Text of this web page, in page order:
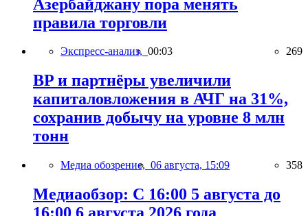
Азербайджану пора менять
правила торговли
Экспресс-анализ, 00:03 269
BP и партнёры увеличили
капиталовложения в АЧГ на 31%,
сохранив добычу на уровне 8 млн
тонн
Медиа обозрение, 06 августа, 15:09 358
Медиаобзор: С 16:00 5 августа до